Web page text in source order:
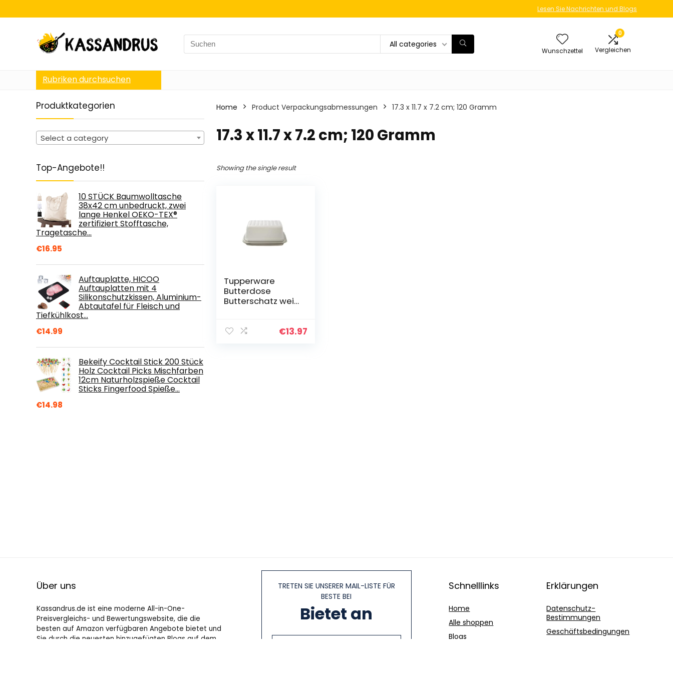
Lesen Sie Nachrichten und Blogs
Search
for:
All categories
Wunschzettel
0
Vergleichen
Rubriken durchsuchen
Produktkategorien
Select a category
Top-Angebote!!
10 STÜCK Baumwolltasche
38x42 cm unbedruckt, zwei
lange Henkel OEKO-TEX®
zertifiziert Stofftasche,
Tragetasche…
€16.95
Auftauplatte, HICOO
Auftauplatten mit 4
Silikonschutzkissen, Aluminium-
Abtautafel für Fleisch und
Tiefkühlkost…
€14.99
Bekeify Cocktail Stick 200 Stück
Holz Cocktail Picks Mischfarben
12cm Naturholzspieße Cocktail
Sticks Fingerfood Spieße…
€14.98
Home Product Verpackungsabmessungen ‎17.3 x 11.7 x 7.2 cm; 120 Gramm
‎17.3 x 11.7 x 7.2 cm; 120 Gramm
Showing the single result
Tupperware
Butterdose
Butterschatz weiß
€13.97
Über uns
Kassandrus.de ist eine moderne All-in-One-
Preisvergleichs- und Bewertungswebsite, die die
besten auf Amazon verfügbaren Angebote bietet und
Sie durch die neuesten hinzugefügten Blogs auf dem
TRETEN SIE UNSERER MAIL-LISTE FÜR
BESTE BEI
Bietet an
Schnelllinks
Home
Alle shoppen
Blogs
Erklärungen
Datenschutz-
Bestimmungen
Geschäftsbedingungen